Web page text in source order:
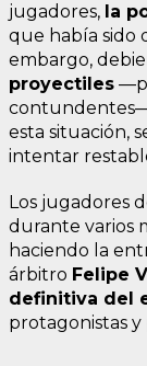
jugadores, la
que había sido
embargo,
proyectiles
contundentes—
esta situación,
intentar
Los jugadores
durante varios
haciendo la
árbitro Felipe
definitiva del
protagonistas